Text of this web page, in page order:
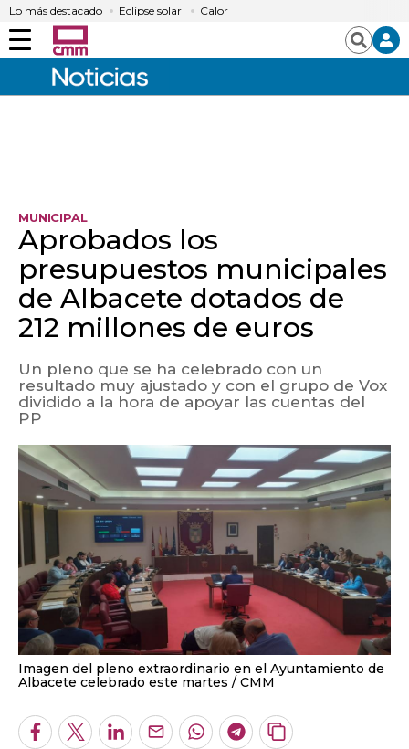
Lo más destacado Eclipse solar Calor
Menú Buscar
MUNICIPAL
Aprobados los
presupuestos municipales
de Albacete dotados de
212 millones de euros
Un pleno que se ha celebrado con un
resultado muy ajustado y con el grupo de Vox
dividido a la hora de apoyar las cuentas del
PP
Imagen del pleno extraordinario en el Ayuntamiento de
Albacete celebrado este martes
CMM
Facebook
TwitterLinkedInEnviarWhatsapp
Telegram
Copiar